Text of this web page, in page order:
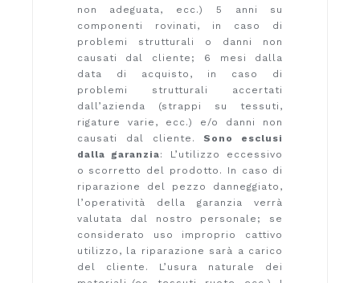
non adeguata, ecc.) 5 anni su
componenti rovinati, in caso di
problemi strutturali o danni non
causati dal cliente; 6 mesi dalla
data di acquisto, in caso di
problemi strutturali accertati
dall’azienda (strappi su tessuti,
rigature varie, ecc.) e/o danni non
causati dal cliente. Sono esclusi
dalla garanzia: L’utilizzo eccessivo
o scorretto del prodotto. In caso di
riparazione del pezzo danneggiato,
l’operatività della garanzia verrà
valutata dal nostro personale; se
considerato uso improprio cattivo
utilizzo, la riparazione sarà a carico
del cliente. L’usura naturale dei